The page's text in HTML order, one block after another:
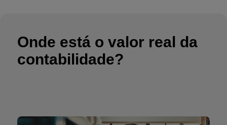
Onde está o valor real da
contabilidade?